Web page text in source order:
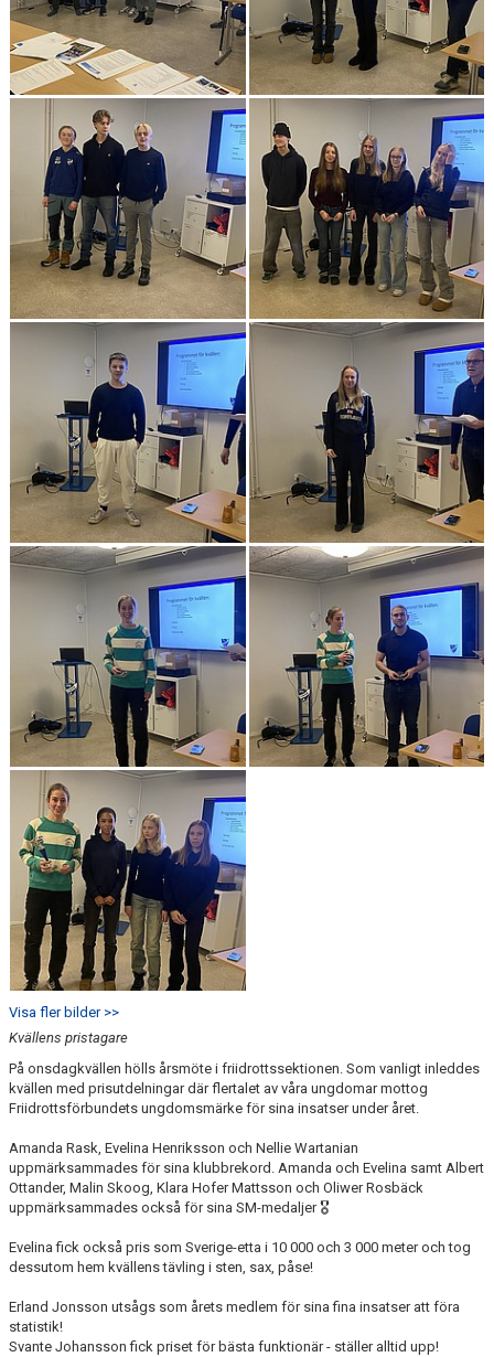
FÖRENINGEN
KLÄDKOLLEKTION
TRÄNARE
LÄNKAR
BLODOMLOPPET
ANTIDOPING
Visa fler bilder >>
Kvällens pristagare
På onsdagkvällen hölls årsmöte i friidrottssektionen. Som vanligt inleddes
kvällen med prisutdelningar där flertalet av våra ungdomar mottog
Friidrottsförbundets ungdomsmärke för sina insatser under året.
Amanda Rask, Evelina Henriksson och Nellie Wartanian
uppmärksammades för sina klubbrekord. Amanda och Evelina samt Albert
Ottander, Malin Skoog, Klara Hofer Mattsson och Oliwer Rosbäck
uppmärksammades också för sina SM-medaljer 🎖️
Evelina fick också pris som Sverige-etta i 10 000 och 3 000 meter och tog
dessutom hem kvällens tävling i sten, sax, påse!
Erland Jonsson utsågs som årets medlem för sina fina insatser att föra
statistik!
Svante Johansson fick priset för bästa funktionär - ställer alltid upp!